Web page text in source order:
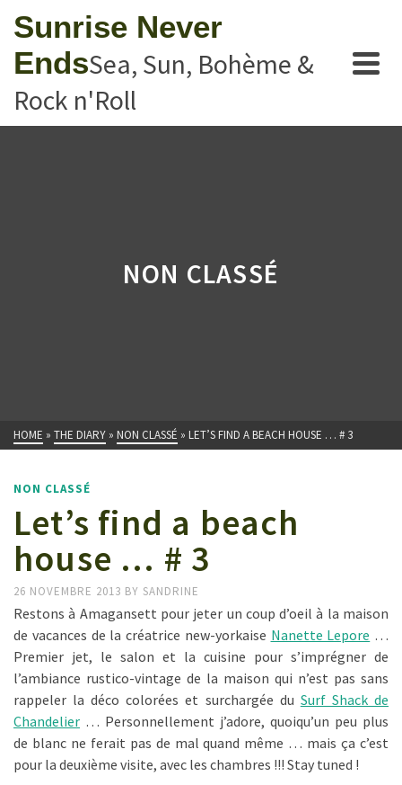
Sunrise Never
EndsSea, Sun, Bohème &
Rock n'Roll
NON CLASSÉ
HOME » THE DIARY » NON CLASSÉ » LET’S FIND A BEACH HOUSE … # 3
NON CLASSÉ
Let’s find a beach
house … # 3
26 NOVEMBRE 2013 BY SANDRINE
Restons à Amagansett pour jeter un coup d’oeil à la maison
de vacances de la créatrice new-yorkaise Nanette Lepore …
Premier jet, le salon et la cuisine pour s’imprégner de
l’ambiance rustico-vintage de la maison qui n’est pas sans
rappeler la déco colorées et surchargée du Surf Shack de
Chandelier … Personnellement j’adore, quoiqu’un peu plus
de blanc ne ferait pas de mal quand même … mais ça c’est
pour la deuxième visite, avec les chambres !!! Stay tuned !